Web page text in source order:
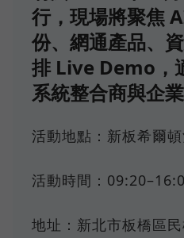
行，現場將聚焦
份、網通產品、
排 Live Demo，
系統整合商與企
活動地點：新板希爾
活動時間：
地址：新北市板橋區